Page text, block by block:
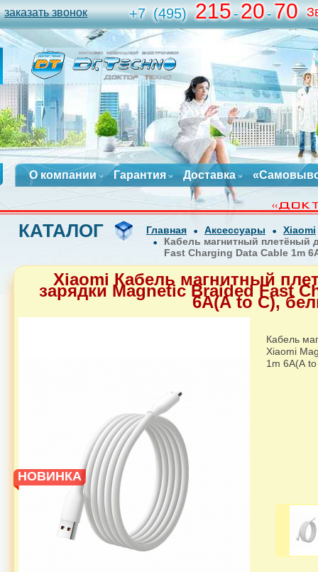
заказать звонок +7 (495) 215-20-70
О компании Гарантия Доставка
КАТАЛОГ Главная Аксессуары
Xiaomi
Кабель магнитный плетёный
Fast Charging Data Cable 1m
Xiaomi Кабель магнитный
зарядки Magnetic Braided Fast
6А(А to C),
НОВИНКА
Кабель
Xiaomi
1m 6А(А